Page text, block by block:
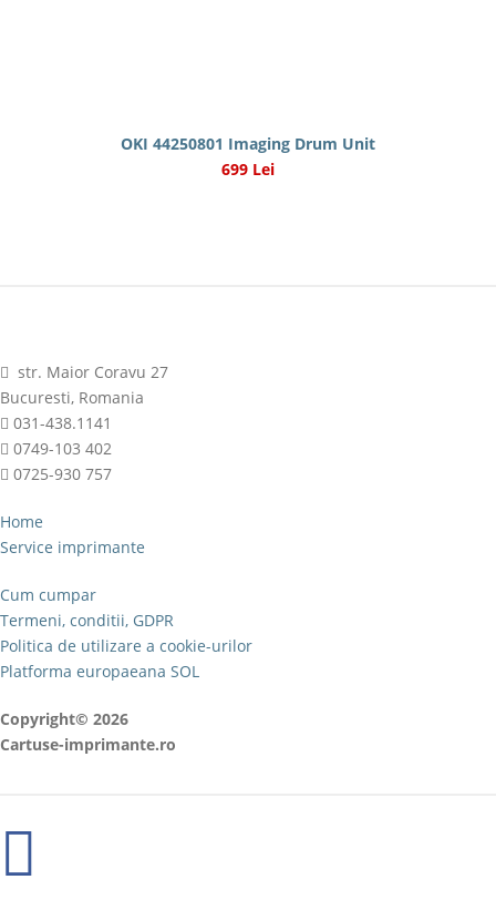
OKI 44250801 Imaging Drum Unit
699 Lei
str. Maior Coravu 27
Bucuresti, Romania
031-438.1141
0749-103 402
0725-930 757
Home
Service imprimante
Cum cumpar
Termeni, conditii, GDPR
Politica de utilizare a cookie-urilor
Platforma europaeana SOL
Copyright© 2026
Cartuse-imprimante.ro